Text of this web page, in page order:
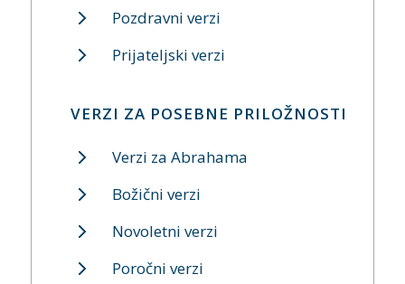
Pozdravni verzi
Prijateljski verzi
VERZI ZA POSEBNE PRILOŽNOSTI
Verzi za Abrahama
Božični verzi
Novoletni verzi
Poročni verzi